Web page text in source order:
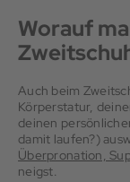
Worauf
Auch beim
Körperstatur,
deinen
damit laufen?)
Überpronation,
neigst.